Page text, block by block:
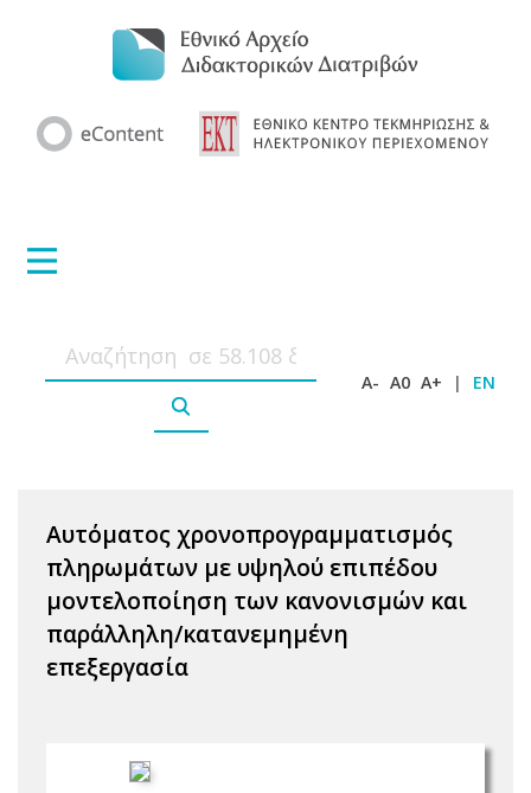
A- A0 A+ | EN
Αυτόματος χρονοπρογραμματισμός
πληρωμάτων με υψηλού επιπέδου
μοντελοποίηση των κανονισμών και
παράλληλη/κατανεμημένη
επεξεργασία